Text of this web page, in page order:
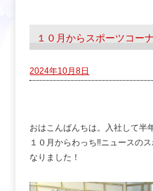
１０月からスポーツコー
2024年10月8日
おはこんばんちは。入社して半
１０月からわっち‼ニュースの
なりました！